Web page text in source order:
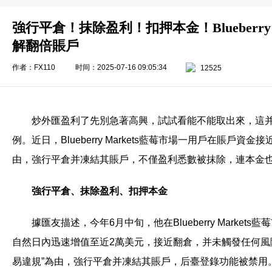
強行平倉！抹除盈利！扣押本金！
解翻倍賬戶
作者：FX110 时间：2025-07-16 09:05:34 12525
炒外匯盈利了先別急著高興，試試看能不能取出來，這
例。近日，Blueberry Markets藍莓市場一用戶在賬戶資金
由，強行平倉并凍結其賬戶，不僅盈利悉數被抹除，連本金
強行平倉、抹除盈利、扣押本金
據匯友描述，今年6月中旬，他在Blueberry Markets藍
自然日內迅速增值至近2萬美元，接近翻倉，并未觸發任何
易違規”為由，強行平倉并凍結其賬戶，后臺登錄功能被禁用